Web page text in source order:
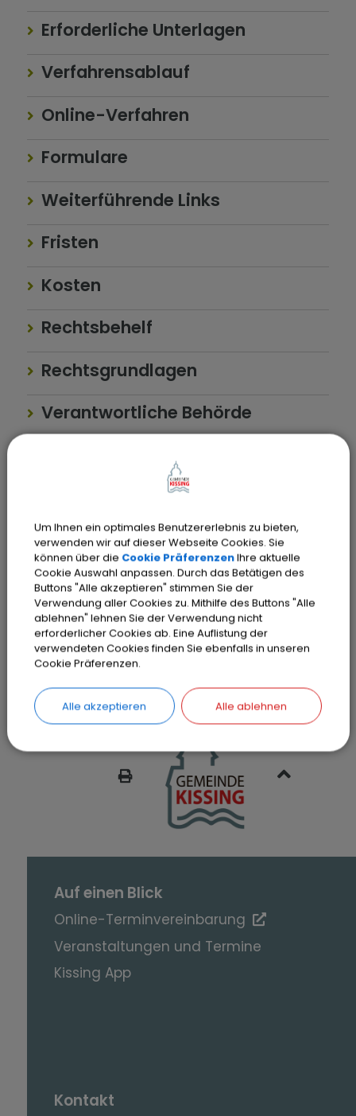
Erforderliche Unterlagen
Verfahrensablauf
Online-Verfahren
Formulare
Weiterführende Links
Fristen
Kosten
Rechtsbehelf
Rechtsgrundlagen
Verantwortliche Behörde
Tel.:08233 7907-126
Sachgebiete
Gewerbeamt
Auf einen Blick
Online-Terminvereinbarung
Veranstaltungen und Termine
Kissing App
Kontakt
Um Ihnen ein optimales Benutzererlebnis zu bieten,
verwenden wir auf dieser Webseite Cookies. Sie
können über die Cookie PräferenzenIhre aktuelle
Cookie Auswahl anpassen. Durch das Betätigen des
Buttons "Alle akzeptieren" stimmen Sie der
Verwendung aller Cookies zu. Mithilfe des Buttons "Alle
ablehnen" lehnen Sie der Verwendung nicht
erforderlicher Cookies ab. Eine Auflistung der
verwendeten Cookies finden Sie ebenfalls in unseren
Cookie Präferenzen.
Alle akzeptieren Alle ablehnen